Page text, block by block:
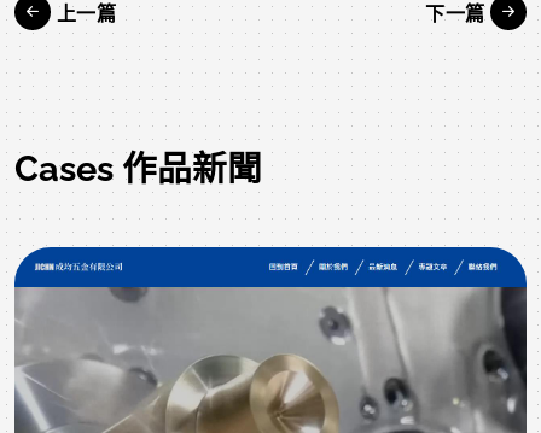
上一篇 下一篇
Cases 作品新聞